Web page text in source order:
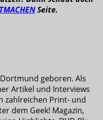
Seite.
geboren. Als
Artikel und Interviews
zahlreichen Print- und
dem Geek! Magazin,